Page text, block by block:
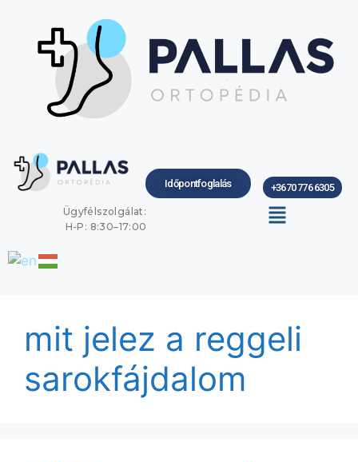
Időpontfoglalás
+3670 776 6305
Ügyfélszolgálat:
H-P: 8:30–17:00
mit jelez a reggeli
sarokfájdalom